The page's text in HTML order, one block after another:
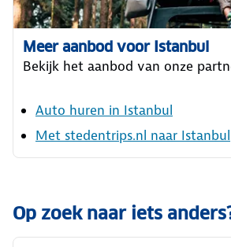
Meer aanbod voor Istanbul
Bekijk het aanbod van onze
Auto huren in Istanbul
Met stedentrips.nl naar Istanbul
Op zoek naar iets